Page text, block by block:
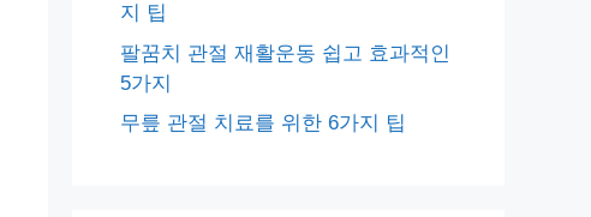
지 팁
팔꿈치 관절 재활운동 쉽고 효과적인
5가지
무릎 관절 치료를 위한 6가지 팁